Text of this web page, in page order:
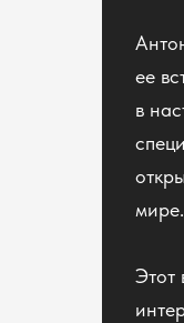
ее
в
мире.
Этот